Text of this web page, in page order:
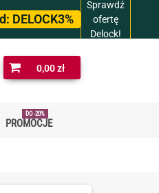
DELOCK3%
Sprawdź
ofertę
Delock!
0,00 zł
PROMOCJE
DO -20%